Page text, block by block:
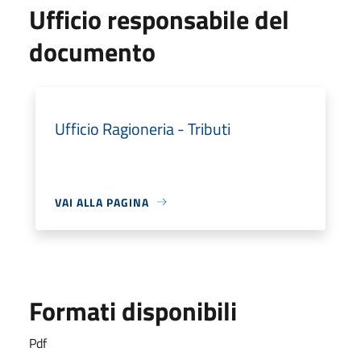
Ufficio responsabile del
documento
Ufficio Ragioneria - Tributi
VAI ALLA PAGINA
Formati disponibili
Pdf